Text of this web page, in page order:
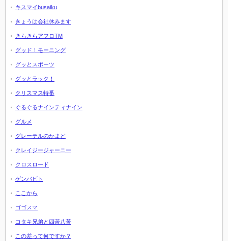
キスマイbusaiku
きょうは会社休みます
きらきらアフロTM
グッド！モーニング
グッとスポーツ
グッとラック！
クリスマス特番
ぐるぐるナインティナイン
グルメ
グレーテルのかまど
クレイジージャーニー
クロスロード
ゲンバビト
ここから
ゴゴスマ
コタキ兄弟と四苦八苦
この差って何ですか？